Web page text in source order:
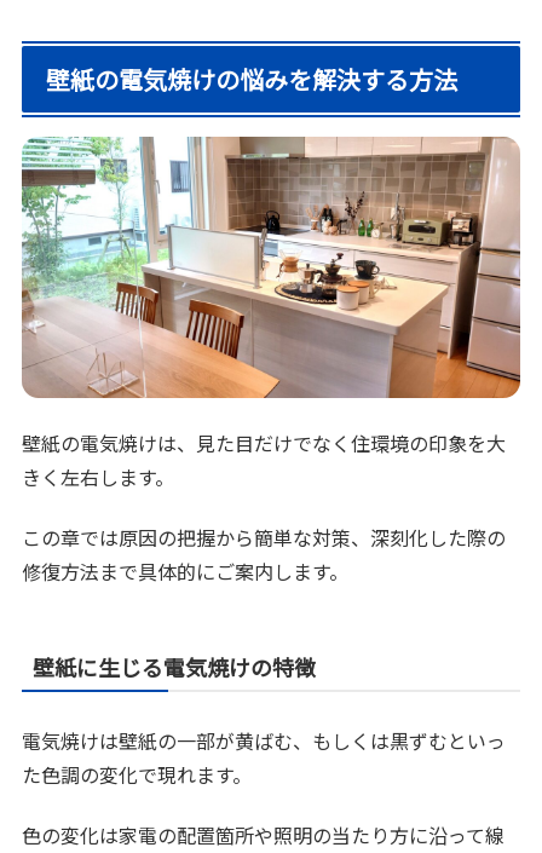
壁紙の電気焼けの悩みを解決する方法
壁紙の電気焼けは、見た目だけでなく住環境の印象を大
きく左右します。
この章では原因の把握から簡単な対策、深刻化した際の
修復方法まで具体的にご案内します。
壁紙に生じる電気焼けの特徴
電気焼けは壁紙の一部が黄ばむ、もしくは黒ずむといっ
た色調の変化で現れます。
色の変化は家電の配置箇所や照明の当たり方に沿って線